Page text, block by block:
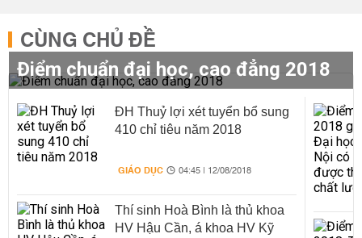
CÙNG CHỦ ĐỀ
Điểm chuẩn đại học, cao đẳng 2018
ĐH Thuỷ lợi xét tuyển bổ sung
410 chỉ tiêu năm 2018
GIÁO DỤC 04:45 | 12/08/2018
Thí sinh Hoà Bình là thủ khoa
HV Hậu Cần, á khoa HV Kỹ